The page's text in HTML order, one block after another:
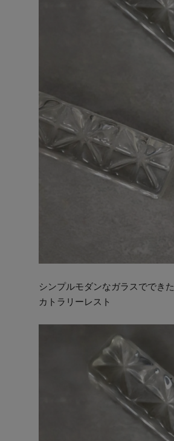
シンプルモダンなガラスでできた
カトラリーレスト